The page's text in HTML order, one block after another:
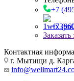
+7
+7
Контактная
г. Мытищи д.